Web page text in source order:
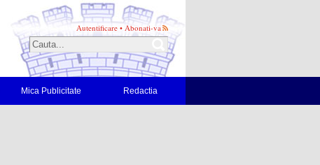
Autentificare • Abonati-va
Mica Publicitate Redactia